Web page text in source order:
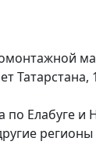
Татарстана,
по Елабуге